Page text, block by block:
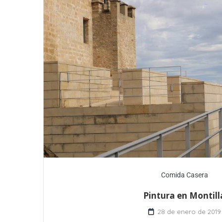
Comida Casera
Pintura en
28 de enero de 2019